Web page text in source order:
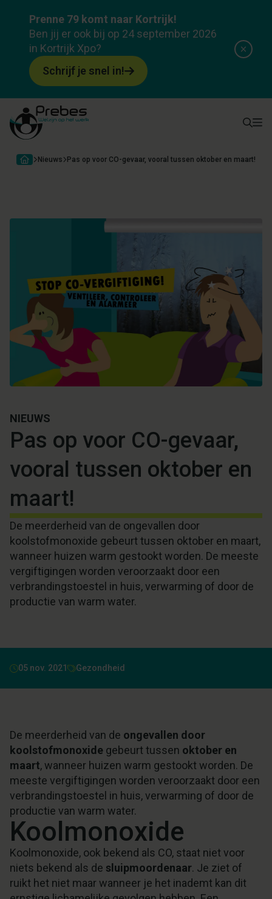
Prenne 79 komt naar Kortrijk!
Ben jij er ook bij op 24 september 2026
in Kortrijk Xpo?
Schrijf je snel in!
Nieuws Pas op voor CO-gevaar, vooral tussen oktober en maart!
NIEUWS
Pas op voor CO-gevaar,
vooral tussen oktober en
maart!
De meerderheid van de ongevallen door
koolstofmonoxide gebeurt tussen oktober en maart,
wanneer huizen warm gestookt worden. De meeste
vergiftigingen worden veroorzaakt door een
verbrandingstoestel in huis, verwarming of door de
productie van warm water.
05 nov. 2021 Gezondheid
De meerderheid van de ongevallen door
koolstofmonoxide gebeurt tussen oktober en
maart, wanneer huizen warm gestookt worden. De
meeste vergiftigingen worden veroorzaakt door een
verbrandingstoestel in huis, verwarming of door de
productie van warm water.
Koolmonoxide
Koolmonoxide, ook bekend als CO, staat niet voor
niets bekend als de sluipmoordenaar. Je ziet of
ruikt het niet maar wanneer je het inademt kan dit